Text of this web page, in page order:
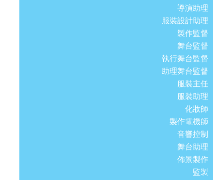
導演助理
服裝設計助理
製作監督
舞台監督
執行舞台監督
助理舞台監督
服裝主任
服裝助理
化妝師
製作電機師
音響控制
舞台助理
佈景製作
監製